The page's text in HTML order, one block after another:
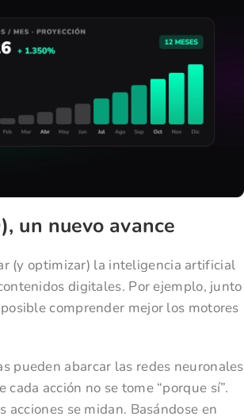
un nuevo avance
(y optimizar) la inteligencia artificial
digitales. Por ejemplo, junto
comprender mejor los motores
pueden abarcar las redes neuronales
acción no se tome “porque sí”.
se midan. Basándose en